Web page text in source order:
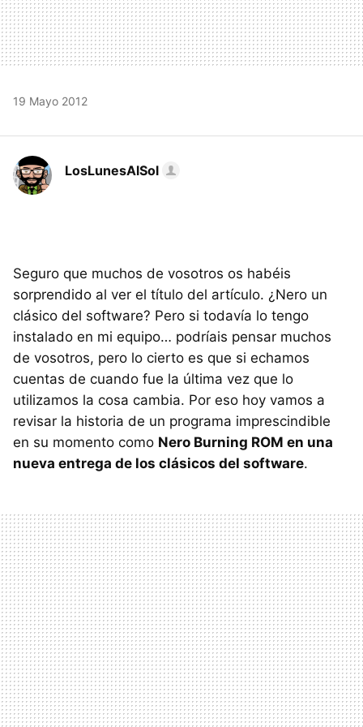
19 Mayo 2012
LosLunesAlSol
Seguro que muchos de vosotros os habéis
sorprendido al ver el título del artículo. ¿Nero un
clásico del software? Pero si todavía lo tengo
instalado en mi equipo… podríais pensar muchos
de vosotros, pero lo cierto es que si echamos
cuentas de cuando fue la última vez que lo
utilizamos la cosa cambia. Por eso hoy vamos a
revisar la historia de un programa imprescindible
en su momento como Nero Burning ROM en una
nueva entrega de los clásicos del software.